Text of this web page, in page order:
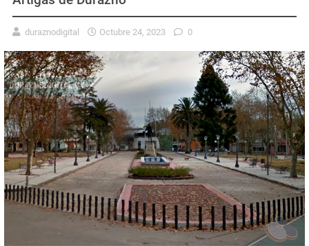
duraznodigital Octubre 24, 2023 0